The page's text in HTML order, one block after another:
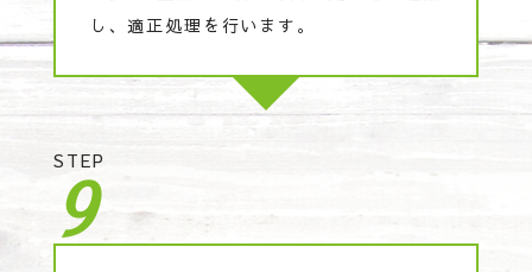
し、適正処理を行います。
STEP
9